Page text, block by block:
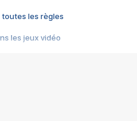
toutes les règles
les jeux vidéo